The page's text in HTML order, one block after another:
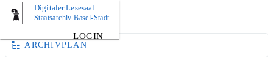
Digitaler Lesesaal
Staatsarchiv Basel-Stadt
LOGIN
AKTE
ARCHIVPLAN